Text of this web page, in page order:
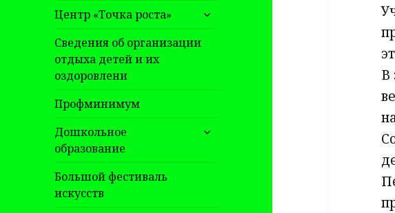
Центр «Точка роста»
раскрыть
дочернее
меню
Сведения об организации
отдыха детей и их
оздоровлени
Профминимум
Дошкольное
образование
раскрыть
Большой фестиваль
искусств
В